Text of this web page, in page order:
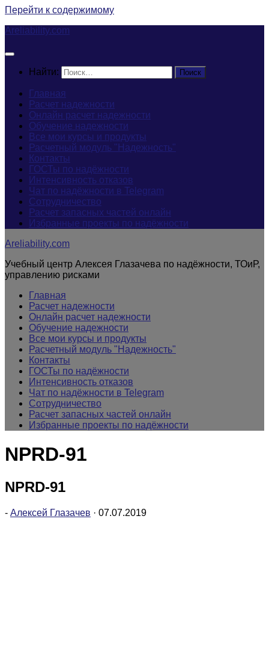
Перейти к содержимому
Areliability.com
Найти:
Главная
Расчет надежности
Онлайн расчет надежности
Обучение надежности
Все мои курсы и продукты
Расчетный модуль "Надежность"
Контакты
ГОСТы по надёжности
Интенсивность отказов
Чат по надёжности в Telegram
Сотрудничество
Расчет запасных частей онлайн
Избранные проекты по надёжности
Areliability.com
Учебный центр Алексея Глазачева по надёжности, ТОиР,
управлению рисками
Главная
Расчет надежности
Онлайн расчет надежности
Обучение надежности
Все мои курсы и продукты
Расчетный модуль "Надежность"
Контакты
ГОСТы по надёжности
Интенсивность отказов
Чат по надёжности в Telegram
Сотрудничество
Расчет запасных частей онлайн
Избранные проекты по надёжности
NPRD-91
NPRD-91
- Алексей Глазачев · 07.07.2019